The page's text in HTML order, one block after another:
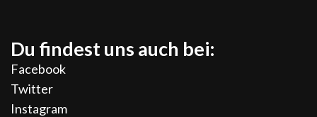
Du findest uns auch bei:
Facebook
Twitter
Instagram